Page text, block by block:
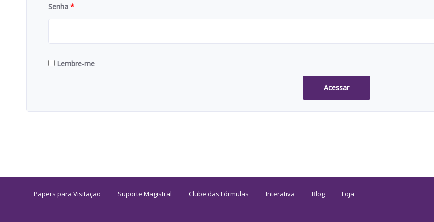
Senha *
Lembre-me
Acessar
Papers para Visitação Suporte Magistral Clube das Fórmulas Interativa Blog Loja